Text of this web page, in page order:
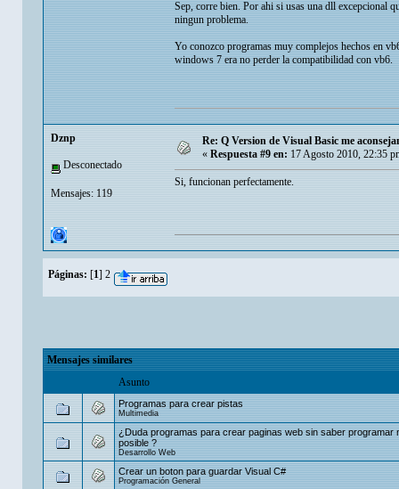
Sep, corre bien. Por ahi si usas una dll excepcional
ningun problema.
Yo conozco programas muy complejos hechos en
windows 7 era no perder la compatibilidad con vb6.
Dznp
Desconectado
Mensajes: 119
Re: Q Version de Visual Basic me
« Respuesta #9 en: 17 Agosto 2010, 22:35
Si, funcionan perfectamente.
Páginas: [1] 2
Mensajes similares
Asunto
Programas para crear pistas
Multimedia
¿Duda programas para crear paginas web sin saber programar
posible ?
Desarrollo Web
Crear un boton para guardar Visual C#
Programación General